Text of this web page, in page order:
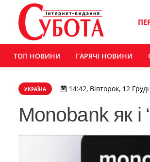
ТОП НОВИНИ ГАРЯЧІ НОВИНИ
УКРАЇНА 14:42, Вівторок, 12
Monobank як і